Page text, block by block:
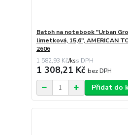
Batoh na notebook "Urban
limetková, 15,6", AMERICAN
2606
1 582,93 Kč/ks
1 308,21 Kč bez DPH
Přidat do